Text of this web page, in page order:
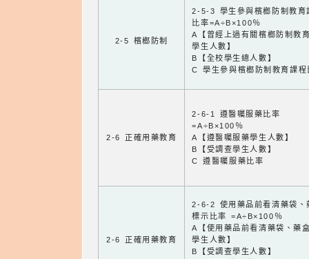
2-5 檳榔防制
2-5-3 學生參與檳榔防制教育
比率=A÷B×100％
A【曾經上過有關檳榔防制教
學生人數】
B【全校學生總人數】
C 學生參與檳榔防制教育課程
2-6 正確用藥教育
2-6-1 遵醫囑服藥比率
=A÷B×100％
A【遵醫囑服藥學生人數】
B【受調查學生人數】
C 遵醫囑服藥比率
2-6 正確用藥教育
2-6-2 使用藥品前看清藥袋、
標示比率 =A÷B×100％
A【使用藥品前看清藥袋、藥
學生人數】
B【受調查學生人數】